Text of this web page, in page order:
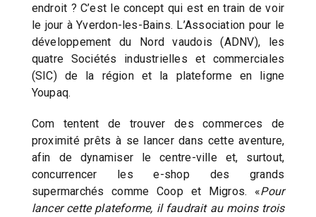
endroit ? C’est le concept qui est en train de voir
le jour à Yverdon-les-Bains. L’Association pour le
développement du Nord vaudois (ADNV), les
quatre Sociétés industrielles et commerciales
(SIC) de la région et la plateforme en ligne
Youpaq.
Com tentent de trouver des commerces de
proximité prêts à se lancer dans cette aventure,
afin de dynamiser le centre-ville et, surtout,
concurrencer les e-shop des grands
supermarchés comme Coop et Migros. «Pour
lancer cette plateforme, il faudrait au moins trois